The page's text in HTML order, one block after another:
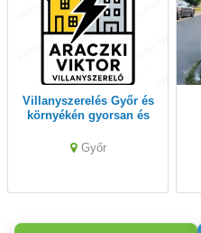
Villanyszerelés Győr és
környékén gyorsan és
Győr